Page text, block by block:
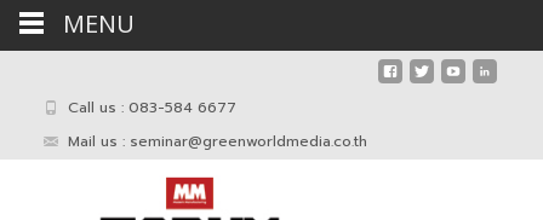
Call us : 083-584 6677
Mail us : seminar@greenworldmedia.co.th
MENU